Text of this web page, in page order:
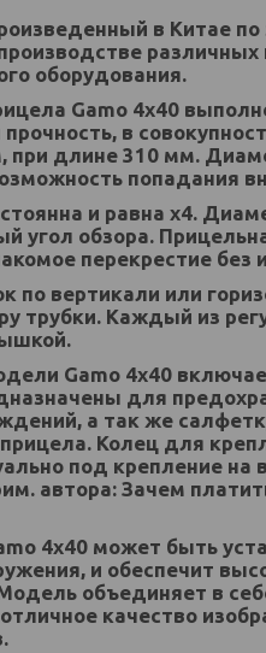
в Китае по
оборудования.
Gamo 4x40
в
при длине 310 мм.
попадания
и равна х4.
угол обзора.
перекрестие без
по вертикали или
трубки. Каждый из
Gamo 4x40
для
а так же
Колец для
под крепление
автора: Зачем
4х40 может быть
и обеспечит
объединяет в
качество